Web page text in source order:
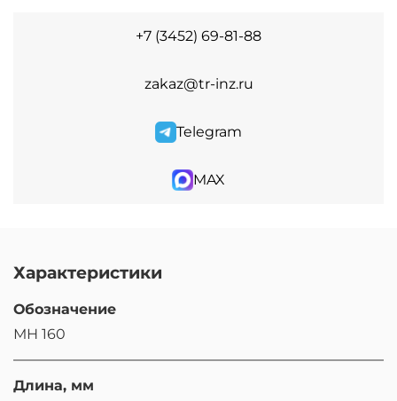
+7 (3452) 69-81-88
zakaz@tr-inz.ru
Telegram
MAX
Характеристики
Обозначение
МН 160
Длина, мм